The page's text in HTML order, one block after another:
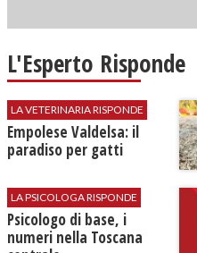
L'Esperto Risponde
LA VETERINARIA RISPONDE
Empolese Valdelsa: il
paradiso per gatti
LA PSICOLOGA RISPONDE
Psicologo di base, i
numeri nella Toscana